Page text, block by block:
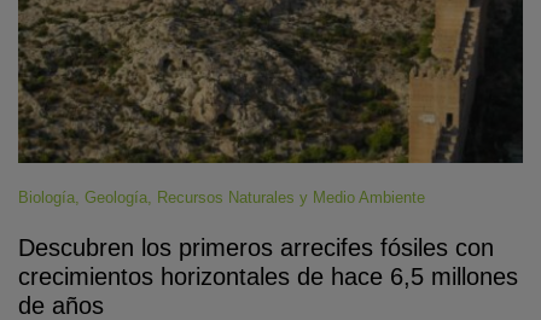
Biología Geología Recursos Naturales y Medio Ambiente
Descubren los primeros arrecifes fósiles con
crecimientos horizontales de hace 6,5 millones
de años